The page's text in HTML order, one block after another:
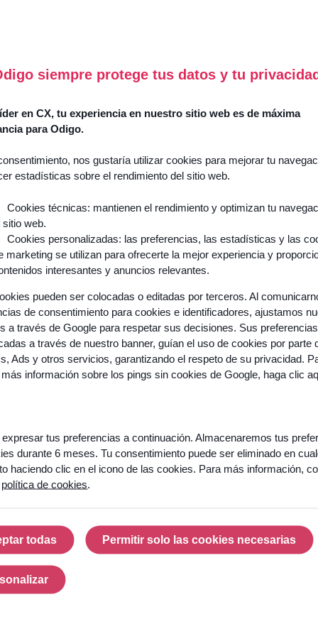
siempre protege tus datos y tu
en CX, tu experiencia en nuestro sitio web es de máxima
para Odigo.
nos gustaría utilizar cookies para mejorar tu
estadísticas sobre el rendimiento del sitio web.
Cookies técnicas: mantienen el rendimiento y optimizan tu
sitio web.
Cookies personalizadas: las preferencias, las estadísticas y las
marketing se utilizan para ofrecerte la mejor experiencia y
interesantes y anuncios relevantes.
pueden ser colocadas o editadas por terceros. Al
de consentimiento para cookies e identificadores, ajustamos
a través de Google para respetar sus decisiones. Sus preferencias,
a través de nuestro banner, guían el uso de cookies por parte
Ads y otros servicios, garantizando el respeto de su privacidad.
información sobre los pings sin cookies de Google, haga clic
expresar tus preferencias a continuación. Almacenaremos tus
durante 6 meses. Tu consentimiento puede ser eliminado en
haciendo clic en el icono de las cookies. Para más información,
política de cookies
todas
Aceptar todas
Permitir solo las cookies necesarias
Permitir solo las
Personalizar
Guides
livres
& webinars
l’Agentic
l’expérience
et
transforme
équipes
Découvrir
À
propos
Clients et
références
Presse et
Actualités
récompenses
Prêt
à
faire
centre
de
contact
un
moteur